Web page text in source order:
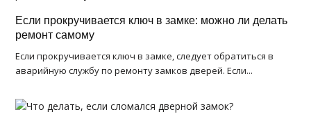
Если прокручивается ключ в замке: можно ли делать
ремонт самому
Если прокручивается ключ в замке, следует обратиться в
аварийную службу по ремонту замков дверей. Если...